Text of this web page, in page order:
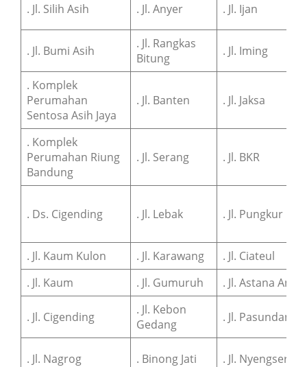
. Jl. Silih Asih . Jl. Anyer . Jl. Ijan
. Jl. Bumi Asih
. Jl. Rangkas
Bitung
. Jl. Iming
. Komplek
Perumahan
Sentosa Asih Jaya
. Jl. Banten . Jl. Jaksa
. Komplek
Perumahan Riung
Bandung
. Jl. Serang . Jl. BKR
. Ds. Cigending . Jl. Lebak . Jl. Pungkur
. Jl. Kaum Kulon . Jl. Karawang
. Jl. Ciateul
. Jl. Kaum
. Jl. Gumuruh . Jl. Astana Anyar
. Jl. Cigending
. Jl. Kebon
Gedang
. Jl. Pasundan
. Jl. Nagrog . Binong Jati . Jl. Nyengseret